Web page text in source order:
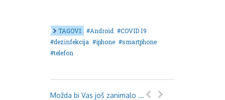
TAGOVI: Android
COVID 19
dezinfekcija
iphone
smartphone
telefon
Možda bi Vas još zanimalo ...